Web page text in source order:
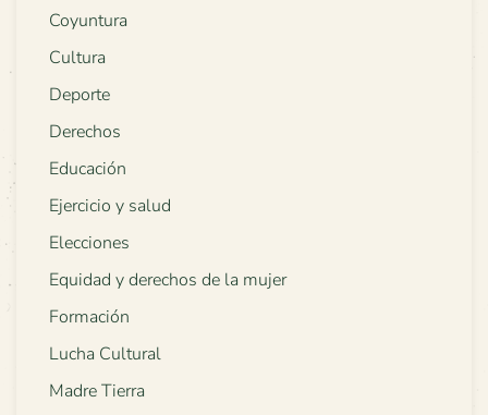
Coyuntura
Cultura
Deporte
Derechos
Educación
Ejercicio y salud
Elecciones
Equidad y derechos de la mujer
Formación
Lucha Cultural
Madre Tierra